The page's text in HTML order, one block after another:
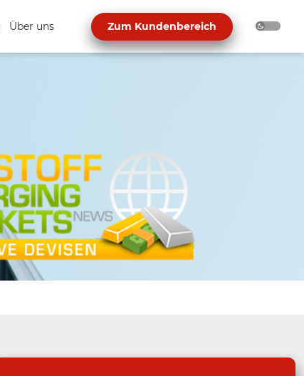
Über uns Zum Kundenbereich